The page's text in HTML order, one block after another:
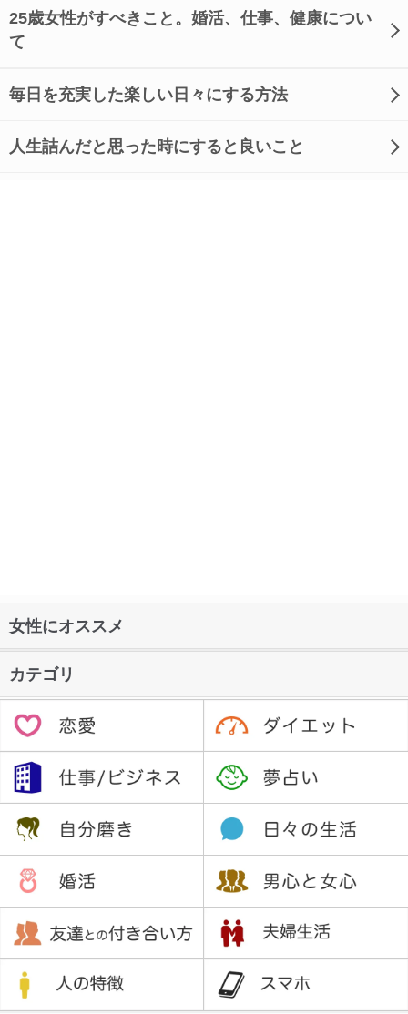
25歳女性がすべきこと。婚活、仕事、健康につい
て
毎日を充実した楽しい日々にする方法
人生詰んだと思った時にすると良いこと
女性にオススメ
カテゴリ